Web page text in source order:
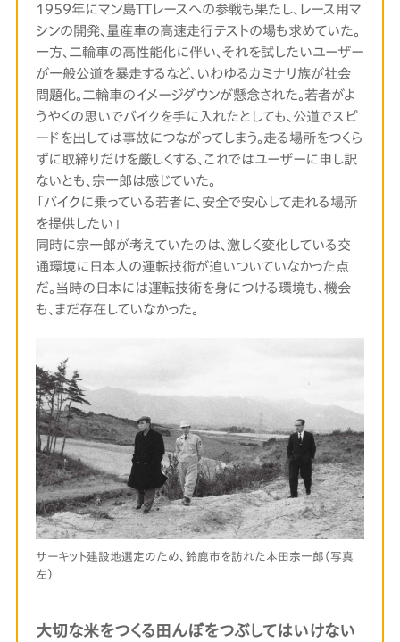
1959年にマン島TTレースへの参戦も果たし、レース用マ
シンの開発、量産車の高速走行テストの場も求めていた。
一方、二輪車の高性能化に伴い、それを試したいユーザー
が一般公道を暴走するなど、いわゆるカミナリ族が社会
問題化。二輪車のイメージダウンが懸念された。若者がよ
うやくの思いでバイクを手に入れたとしても、公道でスピ
ードを出しては事故につながってしまう。走る場所をつくら
ずに取締りだけを厳しくする、これではユーザーに申し訳
ないとも、宗一郎は感じていた。
「バイクに乗っている若者に、安全で安心して走れる場所
を提供したい」
同時に宗一郎が考えていたのは、激しく変化している交
通環境に日本人の運転技術が追いついていなかった点
だ。当時の日本には運転技術を身につける環境も、機会
も、まだ存在していなかった。
サーキット建設地選定のため、鈴鹿市を訪れた本田宗一郎（写真
左）
大切な米をつくる田んぼをつぶしてはいけない